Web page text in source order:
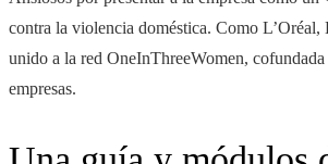
contra la violencia doméstica. Como
unido a la red OneInThreeWomen,
empresas.